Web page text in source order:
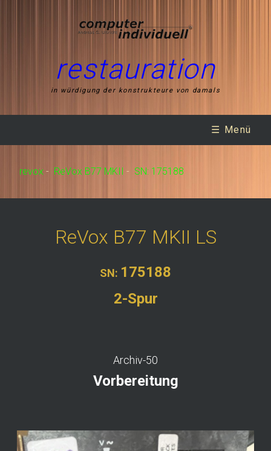
restauration
in würdigung der konstrukteure von damals
☰ Menü
revox - ReVox B77 MKII - SN: 175188
ReVox B77 MKII LS
SN: 175188
2-Spur
Archiv-50
Vorbereitung